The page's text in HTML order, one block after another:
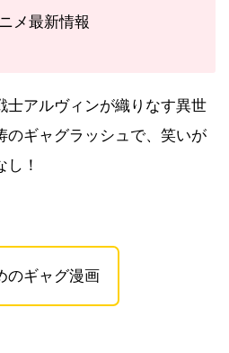
メ最新情報
士アルヴィンが織りなす異世
のギャグラッシュで、笑いが
！
のギャグ漫画